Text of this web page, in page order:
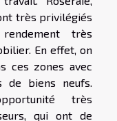
très privilégiés
très
En effet, on
ces zones avec
de biens neufs.
très
qui ont de